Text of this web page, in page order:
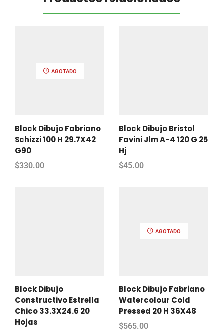
AGOTADO
Block Dibujo Fabriano
Schizzi 100 H 29.7X42
G90
$330.00
Block Dibujo Bristol
Favini Jlm A-4 120 G 25
Hj
$45.00
Block Dibujo
Constructivo Estrella
Chico 33.3X24.6 20
Hojas
AGOTADO
Block Dibujo Fabriano
Watercolour Cold
Pressed 20 H 36X48
$565.00